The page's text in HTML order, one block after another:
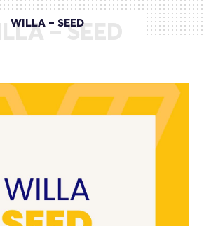
– SEED
WILLA – SEED